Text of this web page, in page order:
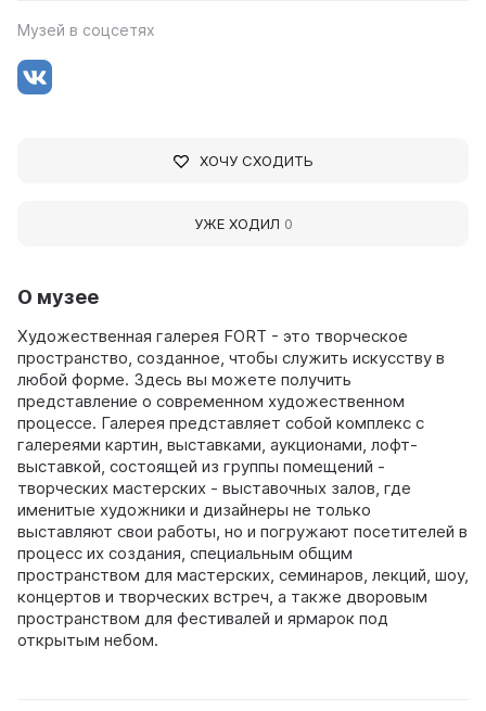
О музее
Художественная галерея FORT - это творческое
пространство, созданное, чтобы служить искусству в
любой форме. Здесь вы можете получить
представление о современном художественном
процессе. Галерея представляет собой комплекс с
галереями картин, выставками, аукционами, лофт-
выставкой, состоящей из группы помещений -
творческих мастерских - выставочных залов, где
именитые художники и дизайнеры не только
выставляют свои работы, но и погружают посетителей в
процесс их создания, специальным общим
пространством для мастерских, семинаров, лекций, шоу,
концертов и творческих встреч, а также дворовым
пространством для фестивалей и ярмарок под
открытым небом.
Музей в соцсетях
ХОЧУ СХОДИТЬ
УЖЕ ХОДИЛ 0